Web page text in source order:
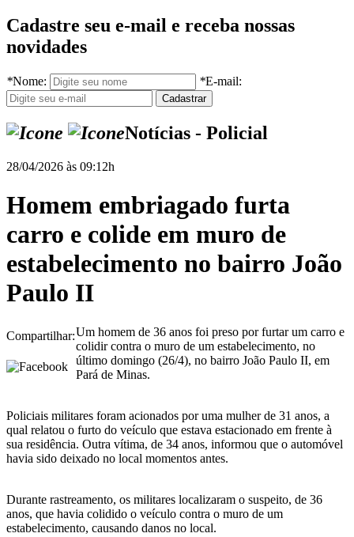
Cadastre seu e-mail e receba nossas
novidades
*Nome: *E-mail:
Notícias - Policial
28/04/2026 às 09:12h
Homem embriagado furta
carro e colide em muro de
estabelecimento no bairro João
Paulo II
Compartilhar:Um homem de 36 anos foi preso por furtar um carro e
colidir contra o muro de um estabelecimento, no
último domingo (26/4), no bairro João Paulo II, em
Pará de Minas.
Policiais militares foram acionados por uma mulher de 31 anos, a
qual relatou o furto do veículo que estava estacionado em frente à
sua residência. Outra vítima, de 34 anos, informou que o automóvel
havia sido deixado no local momentos antes.
Durante rastreamento, os militares localizaram o suspeito, de 36
anos, que havia colidido o veículo contra o muro de um
estabelecimento, causando danos no local.